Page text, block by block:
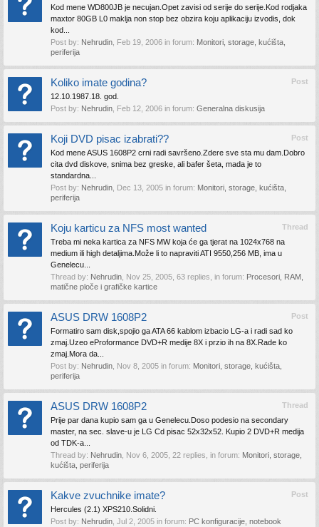
Kod mene WD800JB je necujan.Opet zavisi od serije do serije.Kod rodjaka
maxtor 80GB L0 maklja non stop bez obzira koju aplikaciju izvodis, dok
kod...
Post by: Nehrudin Feb 19, 2006 in forum: Monitori, storage, kućišta,
periferija
Post
Koliko imate godina?
12.10.1987.18. god.
Post by: Nehrudin Feb 12, 2006 in forum: Generalna diskusija
Post
Koji DVD pisac izabrati??
Kod mene ASUS 1608P2 crni radi savršeno.Zdere sve sta mu dam.Dobro
cita dvd diskove, snima bez greske, ali bafer šeta, mada je to
standardna...
Post by: Nehrudin Dec 13, 2005 in forum: Monitori, storage, kućišta,
periferija
Thread
Koju karticu za NFS most wanted
Treba mi neka kartica za NFS MW koja će ga tjerat na 1024x768 na
medium ili high detaljima.Može li to napraviti ATI 9550,256 MB, ima u
Genelecu...
Thread by: Nehrudin Nov 25, 2005 , 63 replies, in forum: Procesori, RAM,
matične ploče i grafičke kartice
Post
ASUS DRW 1608P2
Formatiro sam disk,spojio ga ATA 66 kablom izbacio LG-a i radi sad ko
zmaj.Uzeo eProformance DVD+R medije 8X i przio ih na 8X.Rade ko
zmaj.Mora da...
Post by: Nehrudin Nov 8, 2005 in forum: Monitori, storage, kućišta,
periferija
Thread
ASUS DRW 1608P2
Prije par dana kupio sam ga u Genelecu.Doso podesio na secondary
master, na sec. slave-u je LG Cd pisac 52x32x52. Kupio 2 DVD+R medija
od TDK-a...
Thread by: Nehrudin Nov 6, 2005 , 22 replies, in forum: Monitori, storage,
kućišta, periferija
Post
Kakve zvuchnike imate?
Hercules (2.1) XPS210.Solidni.
Post by: Nehrudin Jul 2, 2005 in forum: PC konfiguracije, notebook